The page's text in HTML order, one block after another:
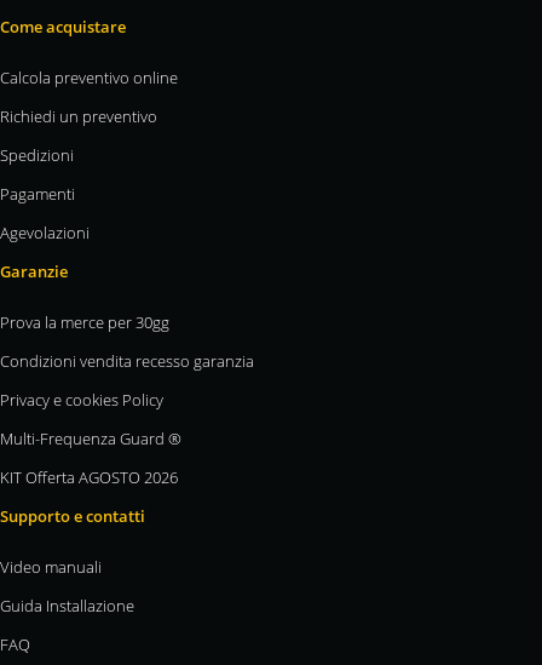
Come acquistare
Calcola preventivo online
Richiedi un preventivo
Spedizioni
Pagamenti
Agevolazioni
Garanzie
Prova la merce per 30gg
Condizioni vendita recesso garanzia
Privacy e cookies Policy
Multi-Frequenza Guard ®
KIT Offerta AGOSTO 2026
Supporto e contatti
Video manuali
Guida Installazione
FAQ